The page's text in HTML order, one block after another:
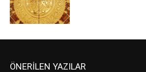
ÖNERİLEN YAZILAR